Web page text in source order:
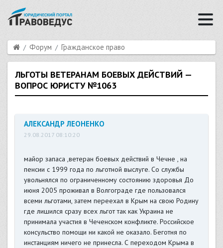
Форум Гражданское право
ЛЬГОТЫ ВЕТЕРАНАМ БОЕВЫХ ДЕЙСТВИЙ —
ВОПРОС ЮРИСТУ №1063
АЛЕКСАНДР ЛЕОНЕНКО
29.08.2017 08:10:20
майор запаса ,ветеран боевых действий в Чечне , на
пенсии с 1999 года по льготной выслуге. Со службы
увольнялся по ограниченному состоянию здоровья До
июня 2005 проживал в Волгограде где пользовался
всеми льготами, затем переехал в Крым на свою Родину
где лишился сразу всех льгот так как Украина не
принимала участия в Чеченском конфликте. Российское
консульство помощи ни какой не оказало. Беготня по
инстанциям ничего не принесла. С переходом Крыма в